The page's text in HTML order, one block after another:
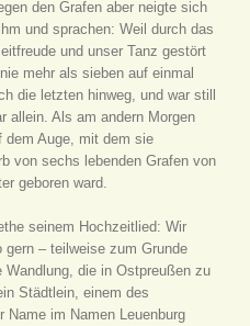
den Grafen aber neigte sich
und sprachen: Weil durch das
und unser Tanz gestört
mehr als sieben auf einmal
die letzten hinweg, und war still
allein. Als am andern Morgen
dem Auge, mit dem sie
von sechs lebenden Grafen von
geboren ward.
seinem Hochzeitlied: Wir
– teilweise zum Grunde
die in Ostpreußen zu
Städtlein, einem des
Name im Namen Leuenburg